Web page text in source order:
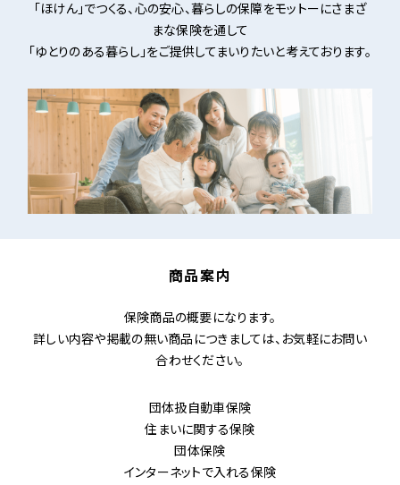
「ほけん」でつくる、心の安心、暮らしの保障をモットーにさまざ
まな保険を通して
「ゆとりのある暮らし」をご提供してまいりたいと考えております。
商品案内
保険商品の概要になります。
詳しい内容や掲載の無い商品につきましては、お気軽にお問い
合わせください。
団体扱自動車保険
住まいに関する保険
団体保険
インターネットで入れる保険